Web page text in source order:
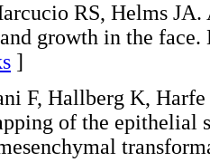
RS, Helms
growth in the
]
F, Hallberg K,
of the epithelial